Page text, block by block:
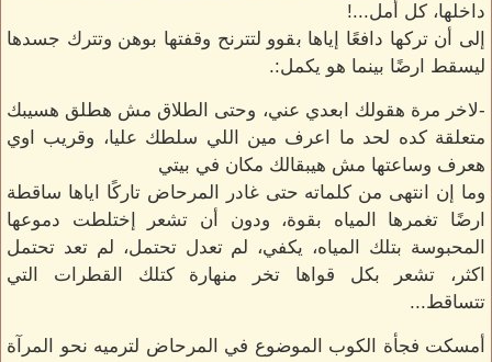
داخلها، كل أمل...!
إلى أن تركها دافعًا إياها بقوو لتترنح وقفتها بوهن وتترك جسدها
ليسقط ارضًا بينما هو يكمل:.
-لاخر مرة هقولك ابعدي عني، وحتى الطلاق مش هطلق هسيبك
متعلقة كده لحد ما اعرف مين اللي سلطك عليا، وقريب اوي
هعرف وساعتها مش هيبقالك مكان في بيتي
وما إن انتهى من كلماته حتى غادر المرحاض تاركًا اياها ساقطة
ارضًا تغمرها المياه بقوة، ودون أن تشعر إختلطت دموعها
المحبوسة بتلك المياه، يكفي، لم تعدل تحتمل، لم تعد تحتمل
اكثر، تشعر بكل قواها تخر منهارة كتلك القطرات التي
تتساقط...
أمسكت فجأة الكوب الموضوع في المرحاض لترميه نحو المرآة